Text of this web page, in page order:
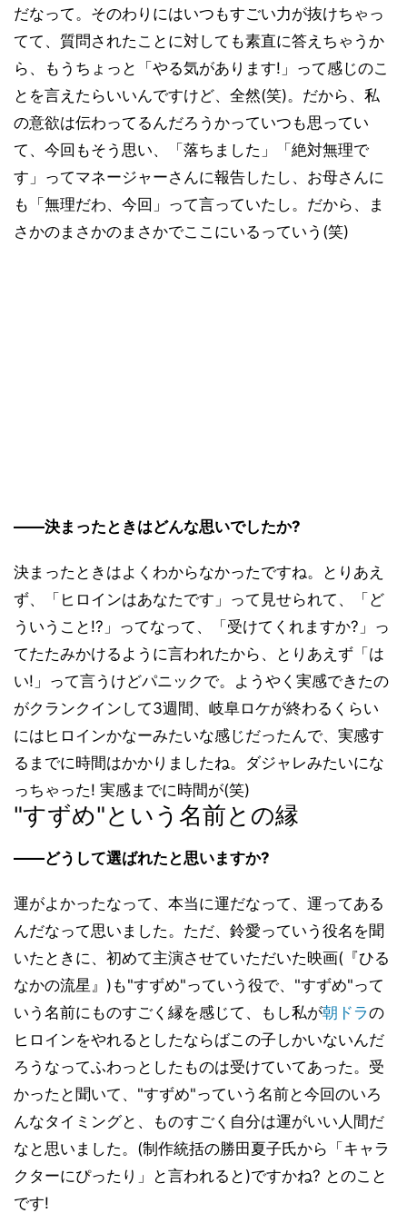
だなって。そのわりにはいつもすごい力が抜けちゃっ
てて、質問されたことに対しても素直に答えちゃうか
ら、もうちょっと「やる気があります!」って感じのこ
とを言えたらいいんですけど、全然(笑)。だから、私
の意欲は伝わってるんだろうかっていつも思ってい
て、今回もそう思い、「落ちました」「絶対無理で
す」ってマネージャーさんに報告したし、お母さんに
も「無理だわ、今回」って言っていたし。だから、ま
さかのまさかのまさかでここにいるっていう(笑)
――決まったときはどんな思いでしたか?
決まったときはよくわからなかったですね。とりあえ
ず、「ヒロインはあなたです」って見せられて、「ど
ういうこと!?」ってなって、「受けてくれますか?」っ
てたたみかけるように言われたから、とりあえず「は
い!」って言うけどパニックで。ようやく実感できたの
がクランクインして3週間、岐阜ロケが終わるくらい
にはヒロインかなーみたいな感じだったんで、実感す
るまでに時間はかかりましたね。ダジャレみたいにな
っちゃった! 実感までに時間が(笑)
"すずめ"という名前との縁
――どうして選ばれたと思いますか?
運がよかったなって、本当に運だなって、運ってある
んだなって思いました。ただ、鈴愛っていう役名を聞
いたときに、初めて主演させていただいた映画(『ひる
なかの流星』)も"すずめ"っていう役で、"すずめ"って
いう名前にものすごく縁を感じて、もし私が朝ドラの
ヒロインをやれるとしたならばこの子しかいないんだ
ろうなってふわっとしたものは受けていてあった。受
かったと聞いて、"すずめ"っていう名前と今回のいろ
んなタイミングと、ものすごく自分は運がいい人間だ
なと思いました。(制作統括の勝田夏子氏から「キャラ
クターにぴったり」と言われると)ですかね? とのこと
です!